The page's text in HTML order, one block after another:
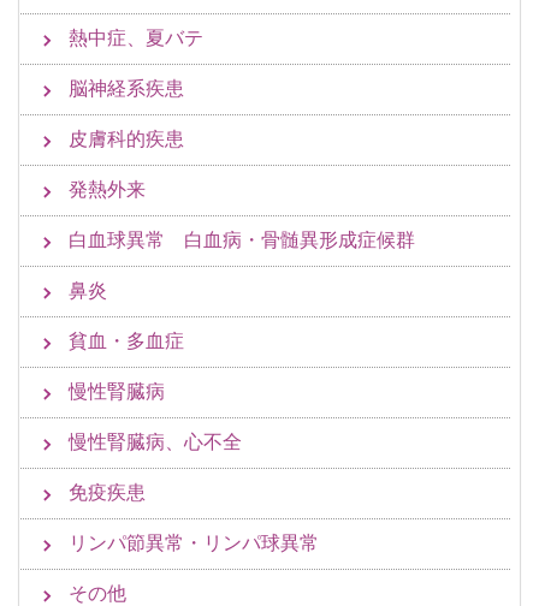
熱中症、夏バテ
脳神経系疾患
皮膚科的疾患
発熱外来
白血球異常 白血病・骨髄異形成症候群
鼻炎
貧血・多血症
慢性腎臓病
慢性腎臓病、心不全
免疫疾患
リンパ節異常・リンパ球異常
その他